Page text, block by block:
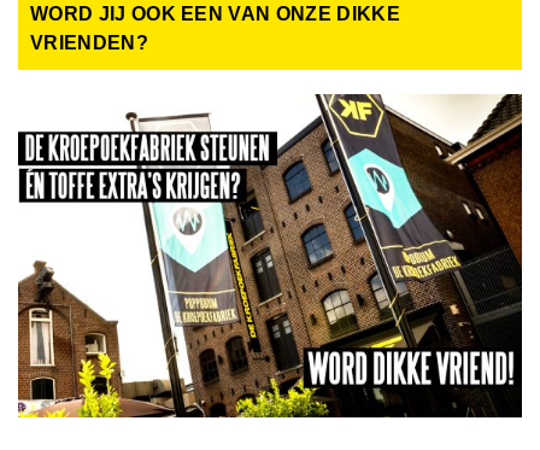
WORD JIJ OOK EEN VAN ONZE DIKKE
VRIENDEN?